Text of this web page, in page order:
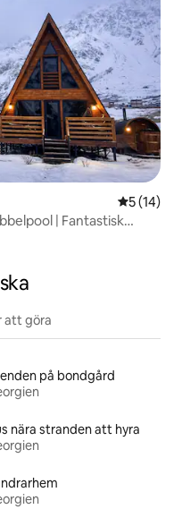
5 av 5 i
5 (14)
| Fantastisk
att göra
på bondgård
nära stranden att hyra